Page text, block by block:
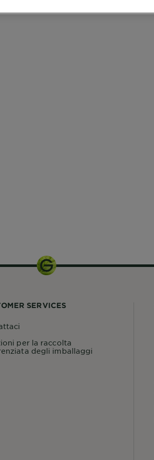
SERVICES
per la raccolta
degli imballaggi